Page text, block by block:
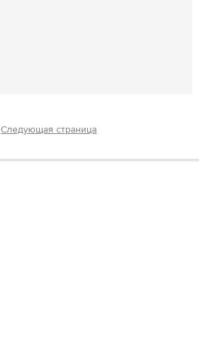
Следующая страница